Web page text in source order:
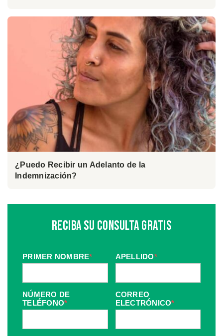
¿Puedo Recibir un Adelanto de la
Indemnización?
Reciba Su Consulta Gratis
PRIMER NOMBRE* APELLIDO*
NÚMERO DE
TELÉFONO*
CORREO
ELECTRÓNICO*